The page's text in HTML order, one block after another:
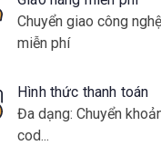
Chuyển giao công
miễn phí
Hình thức thanh toán
Đa dạng: Chuyển
cod...